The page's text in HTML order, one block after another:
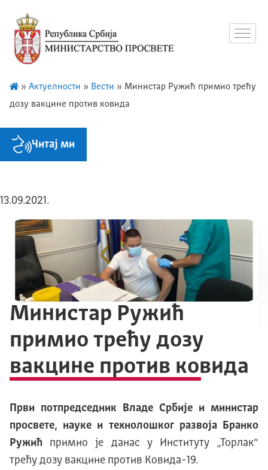
» Актуелности » Вести » Министар Ружић примио трећу
дозу вакцине против ковида
Читај ми
13.09.2021.
Министар Ружић
примио трећу дозу
вакцине против ковида
Први потпредседник Владе Србије и министар
просвете, науке и технолошког развоја Бранко
Ружић примио је данас у Институту „Торлак“
трећу дозу вакцине против Ковида-19.